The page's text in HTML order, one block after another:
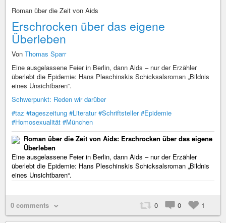
Roman über die Zeit von Aids
Erschrocken über das eigene
Überleben
Von Thomas Sparr
Eine ausgelassene Feier in Berlin, dann Aids – nur der Erzähler
überlebt die Epidemie: Hans Pleschinskis Schicksalsroman „Bildnis
eines Unsichtbaren“.
Schwerpunkt: Reden wir darüber
#taz #tageszeitung #Literatur #Schriftsteller #Epidemie
#Homosexualität #München
Roman über die Zeit von Aids: Erschrocken über das eigene
Überleben
Eine ausgelassene Feier in Berlin, dann Aids – nur der Erzähler
überlebt die Epidemie: Hans Pleschinskis Schicksalsroman „Bildnis
eines Unsichtbaren“.
0 comments 0 0 1